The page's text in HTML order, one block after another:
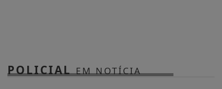
POLICIALEM NOTÍCIA